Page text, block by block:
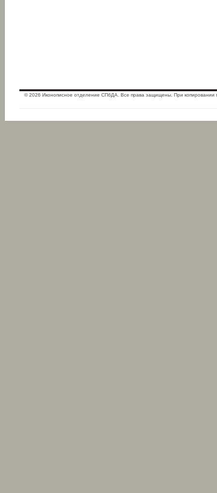
© 2026 Иконописное отделение СПбДА. Все права защищены. При копировании